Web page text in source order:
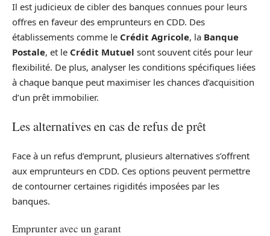
Il est judicieux de cibler des banques connues pour leurs
offres en faveur des emprunteurs en CDD. Des
établissements comme le Crédit Agricole, la Banque
Postale, et le Crédit Mutuel sont souvent cités pour leur
flexibilité. De plus, analyser les conditions spécifiques liées
à chaque banque peut maximiser les chances d’acquisition
d’un prêt immobilier.
Les alternatives en cas de refus de prêt
Face à un refus d’emprunt, plusieurs alternatives s’offrent
aux emprunteurs en CDD. Ces options peuvent permettre
de contourner certaines rigidités imposées par les
banques.
Emprunter avec un garant